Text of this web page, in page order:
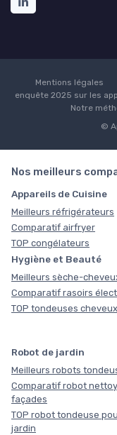
Mentions légales
enquête 2025 sur les
Notre
©
Nos meilleurs
Appareils de Cuisine
Meilleurs réfrigérateurs
Comparatif airfryer
TOP congélateurs
Hygiène et Beauté
Meilleurs sèche-
Comparatif rasoirs
TOP tondeuses cheveux
Robot de jardin
Meilleurs robots
Comparatif robot
façades
TOP robot tondeuse
jardin